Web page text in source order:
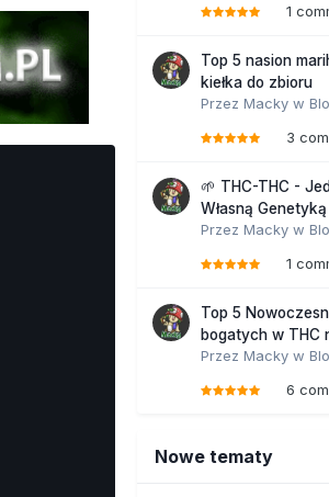
1
Top 5 nasion
kiełka do zbioru
Przez Macky w
3
🌱 THC-THC -
Własną
Przez Macky w
1
Top 5
bogatych w THC
Przez Macky w
6
Nowe tematy